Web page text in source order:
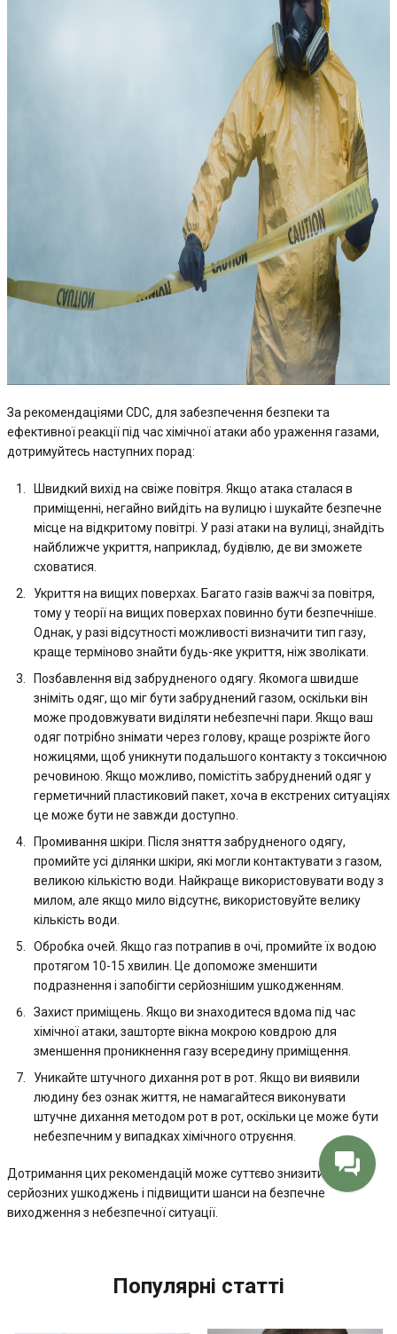
За рекомендаціями CDC, для забезпечення безпеки та
ефективної реакції під час хімічної атаки або ураження газами,
дотримуйтесь наступних порад:
Швидкий вихід на свіже повітря. Якщо атака сталася в
приміщенні, негайно вийдіть на вулицю і шукайте безпечне
місце на відкритому повітрі. У разі атаки на вулиці, знайдіть
найближче укриття, наприклад, будівлю, де ви зможете
сховатися.
Укриття на вищих поверхах. Багато газів важчі за повітря,
тому у теорії на вищих поверхах повинно бути безпечніше.
Однак, у разі відсутності можливості визначити тип газу,
краще терміново знайти будь-яке укриття, ніж зволікати.
Позбавлення від забрудненого одягу. Якомога швидше
зніміть одяг, що міг бути забруднений газом, оскільки він
може продовжувати виділяти небезпечні пари. Якщо ваш
одяг потрібно знімати через голову, краще розріжте його
ножицями, щоб уникнути подальшого контакту з токсичною
речовиною. Якщо можливо, помістіть забруднений одяг у
герметичний пластиковий пакет, хоча в екстрених ситуаціях
це може бути не завжди доступно.
Промивання шкіри. Після зняття забрудненого одягу,
промийте усі ділянки шкіри, які могли контактувати з газом,
великою кількістю води. Найкраще використовувати воду з
милом, але якщо мило відсутнє, використовуйте велику
кількість води.
Обробка очей. Якщо газ потрапив в очі, промийте їх водою
протягом 10-15 хвилин. Це допоможе зменшити
подразнення і запобігти серйознішим ушкодженням.
Захист приміщень. Якщо ви знаходитеся вдома під час
хімічної атаки, зашторте вікна мокрою ковдрою для
зменшення проникнення газу всередину приміщення.
Уникайте штучного дихання рот в рот. Якщо ви виявили
людину без ознак життя, не намагайтеся виконувати
штучне дихання методом рот в рот, оскільки це може бути
небезпечним у випадках хімічного отруєння.
Дотримання цих рекомендацій може суттєво знизити ризик
серйозних ушкоджень і підвищити шанси на безпечне
виходження з небезпечної ситуації.
Популярні статті